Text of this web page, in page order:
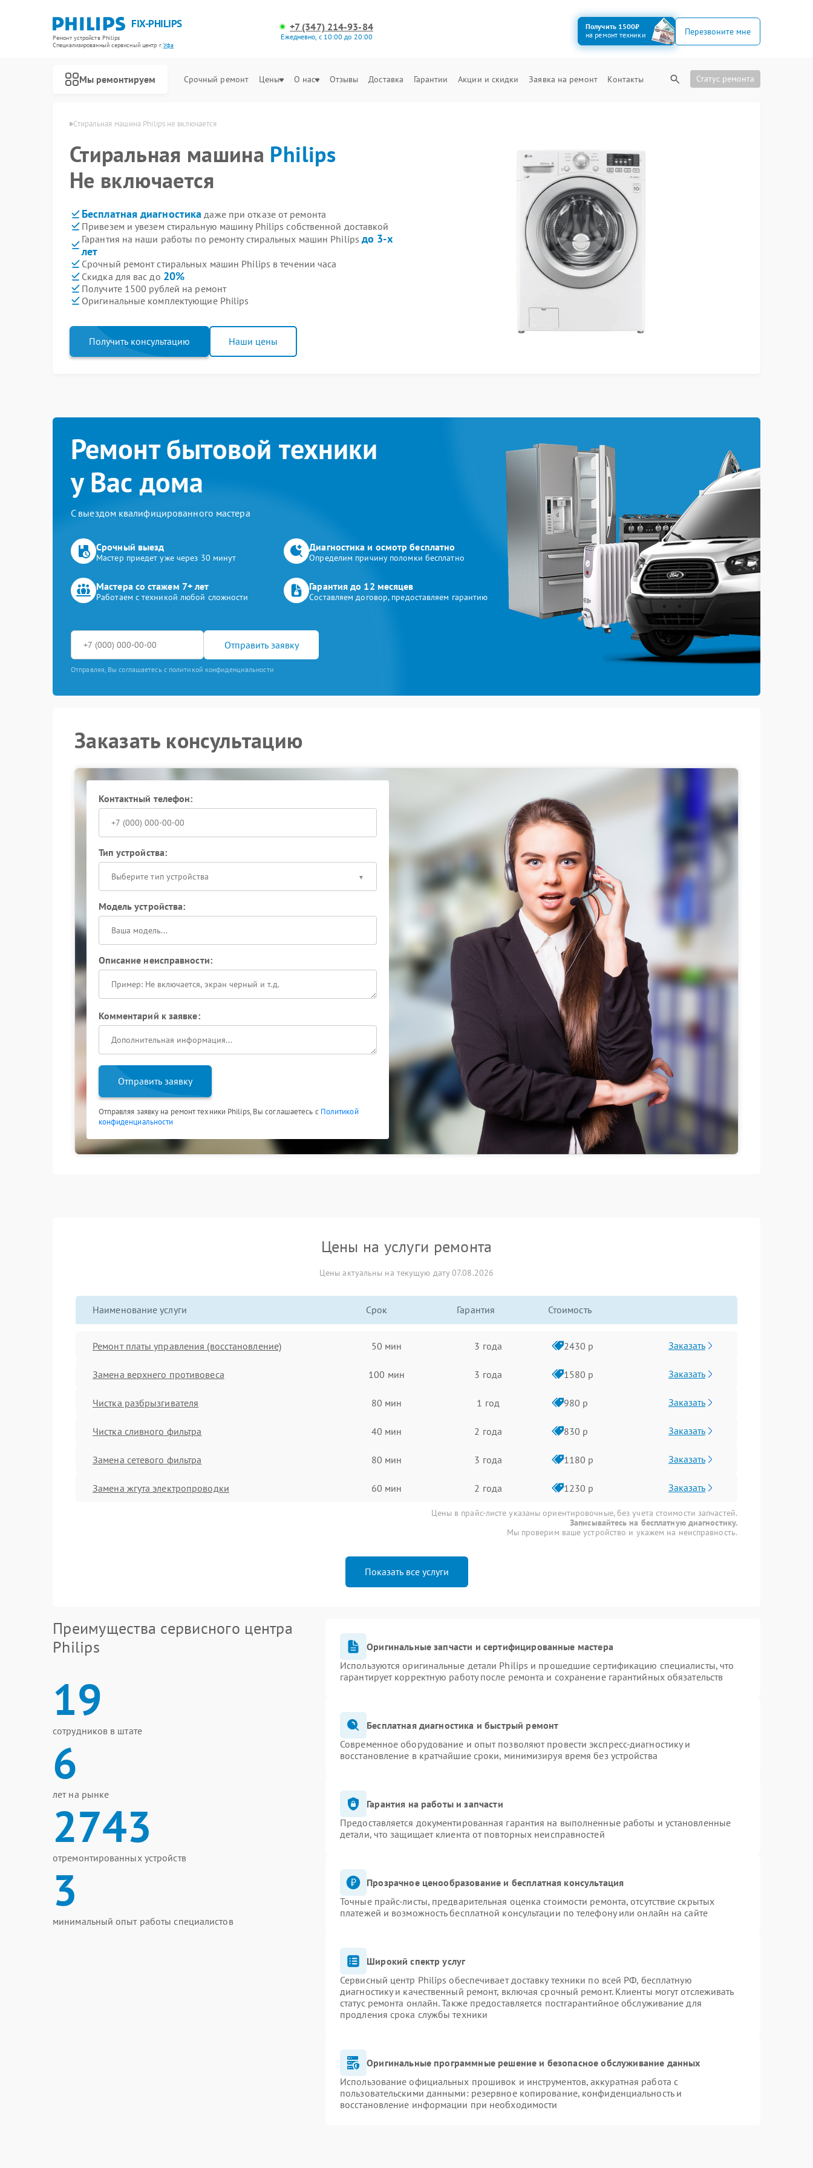
FIX-PHILIPS
Ремонт устройств Philips
Специализированный cервисный центр г.Уфа
+7 (347) 214-93-84
Ежедневно, с 10:00 до 20:00
Получить 1500₽
на ремонт техники
Перезвоните мне
Мы ремонтируем Срочный ремонт Цены О нас Отзывы Доставка Гарантии Акции и скидки Заявка на ремонт Контакты Статус ремонта
машин Philips в Уфе Стиральная машина Philips не включается
Стиральная машина Philips
Не включается
Бесплатная диагностика даже при отказе от ремонта
Привезем и увезем стиральную машину Philips собственной доставкой
Гарантия на наши работы по ремонту стиральных машин Philips до 3-х
лет
Срочный ремонт стиральных машин Philips в течении часа
Скидка для вас до 20%
Получите 1500 рублей на ремонт
Оригинальные комплектующие Philips
Получить консультацию Наши цены
Ремонт бытовой техники
у Вас дома
С выездом квалифицированного мастера
Срочный выезд
Мастер приедет уже через 30 минут
Диагностика и осмотр бесплатно
Определим причину поломки бесплатно
Мастера со стажем 7+ лет
Работаем с техникой любой сложности
Гарантия до 12 месяцев
Составляем договор, предоставляем гарантию
Отправить заявку
Отправляя, Вы соглашаетесь с политикой конфиденциальности
Заказать консультацию
Контактный телефон:
Тип устройства:
Выберите тип устройства
Модель устройства:
Описание неисправности:
Комментарий к заявке:
Отправить заявку
Отправляя заявку на ремонт техники Philips, Вы соглашаетесь с Политикой
конфиденциальности
Цены на услуги ремонта
Цены актуальны на текущую дату 07.08.2026
Наименование услуги Срок Гарантия Стоимость
Ремонт платы управления (восстановление) 50 мин 3 года 2430 р Заказать
Замена верхнего противовеса 100 мин 3 года 1580 р Заказать
Чистка разбрызгивателя 80 мин 1 год 980 р Заказать
Чистка сливного фильтра 40 мин 2 года 830 р Заказать
Замена сетевого фильтра 80 мин 3 года 1180 р Заказать
Замена жгута электропроводки 60 мин 2 года 1230 р Заказать
Цены в прайс-листе указаны ориентировочные, без учета стоимости запчастей.
Записывайтесь на бесплатную диагностику.
Мы проверим ваше устройство и укажем на неисправность.
Показать все услуги
Преимущества сервисного центра
Philips
19
сотрудников в штате
6
лет на рынке
2743
отремонтированных устройств
3
минимальный опыт работы специалистов
Оригинальные запчасти и сертифицированные мастера
Используются оригинальные детали Philips и прошедшие сертификацию специалисты, что
гарантирует корректную работу после ремонта и сохранение гарантийных обязательств
Бесплатная диагностика и быстрый ремонт
Современное оборудование и опыт позволяют провести экспресс-диагностику и
восстановление в кратчайшие сроки, минимизируя время без устройства
Гарантия на работы и запчасти
Предоставляется документированная гарантия на выполненные работы и установленные
детали, что защищает клиента от повторных неисправностей
Прозрачное ценообразование и бесплатная консультация
Точные прайс-листы, предварительная оценка стоимости ремонта, отсутствие скрытых
платежей и возможность бесплатной консультации по телефону или онлайн на сайте
Широкий спектр услуг
Сервисный центр Philips обеспечивает доставку техники по всей РФ, бесплатную
диагностику и качественный ремонт, включая срочный ремонт. Клиенты могут отслеживать
статус ремонта онлайн. Также предоставляется постгарантийное обслуживание для
продления срока службы техники
Оригинальные программные решение и безопасное обслуживание данных
Использование официальных прошивок и инструментов, аккуратная работа с
пользовательскими данными: резервное копирование, конфиденциальность и
восстановление информации при необходимости